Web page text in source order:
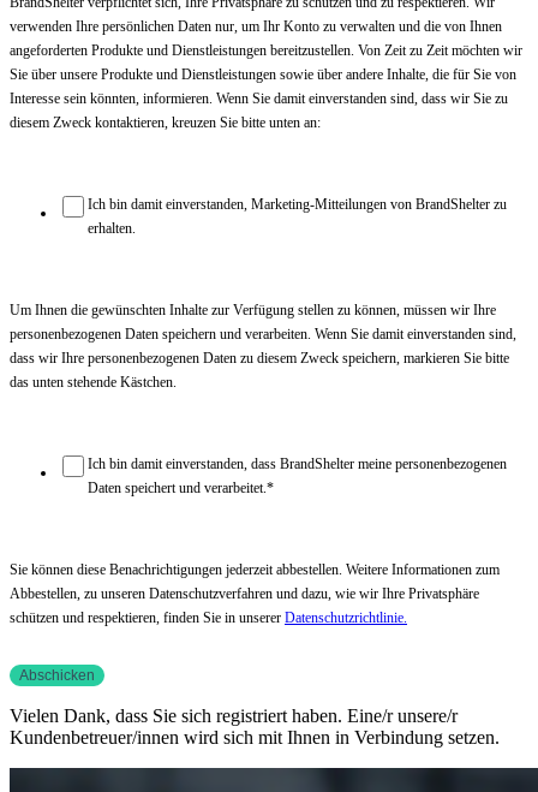
verwenden Ihre persönlichen Daten nur, um Ihr Konto zu verwalten und die von Ihnen
angeforderten Produkte und Dienstleistungen bereitzustellen. Von Zeit zu Zeit möchten wir
Sie über unsere Produkte und Dienstleistungen sowie über andere Inhalte, die für Sie von
Interesse sein könnten, informieren. Wenn Sie damit einverstanden sind, dass wir Sie zu
diesem Zweck kontaktieren, kreuzen Sie bitte unten an:
Ich bin damit einverstanden, Marketing-Mitteilungen von BrandShelter zu
erhalten.
Um Ihnen die gewünschten Inhalte zur Verfügung stellen zu können, müssen wir Ihre
personenbezogenen Daten speichern und verarbeiten. Wenn Sie damit einverstanden sind,
dass wir Ihre personenbezogenen Daten zu diesem Zweck speichern, markieren Sie bitte
das unten stehende Kästchen.
Ich bin damit einverstanden, dass BrandShelter meine personenbezogenen
Daten speichert und verarbeitet. *
Sie können diese Benachrichtigungen jederzeit abbestellen. Weitere Informationen zum
Abbestellen, zu unseren Datenschutzverfahren und dazu, wie wir Ihre Privatsphäre
schützen und respektieren, finden Sie in unserer Datenschutzrichtlinie.
Vielen Dank, dass Sie sich registriert haben. Eine/r unsere/r
Kundenbetreuer/innen wird sich mit Ihnen in Verbindung setzen.